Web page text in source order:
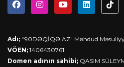
Adı; "90DƏQİQƏ.AZ" Məhdud
VÖEN; 1406430761
Domen adının sahibi; QASIM